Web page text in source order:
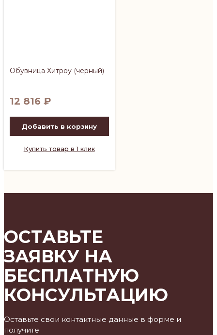
Обувница Хитроу (черный)
12 816 ₽
Добавить в корзину
Купить товар в 1 клик
ОСТАВЬТЕ
ЗАЯВКУ НА
БЕСПЛАТНУЮ
КОНСУЛЬТАЦИЮ
Оставьте свои контактные данные в форме и
получите